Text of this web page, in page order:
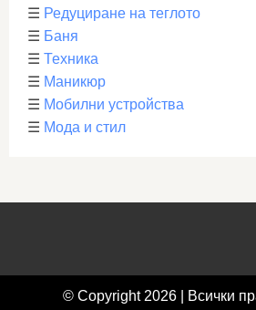
☰ Редуциране на теглото
☰ Баня
☰ Техника
☰ Маникюр
☰ Мобилни устройства
☰ Мода и стил
© Copyright 2026 | Всички